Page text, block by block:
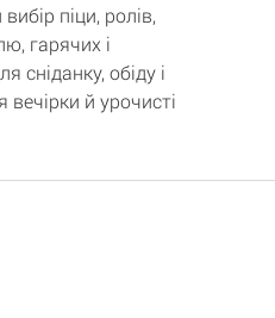
піци, ролів,
гарячих і
сніданку, обіду і
вечірки й урочисті